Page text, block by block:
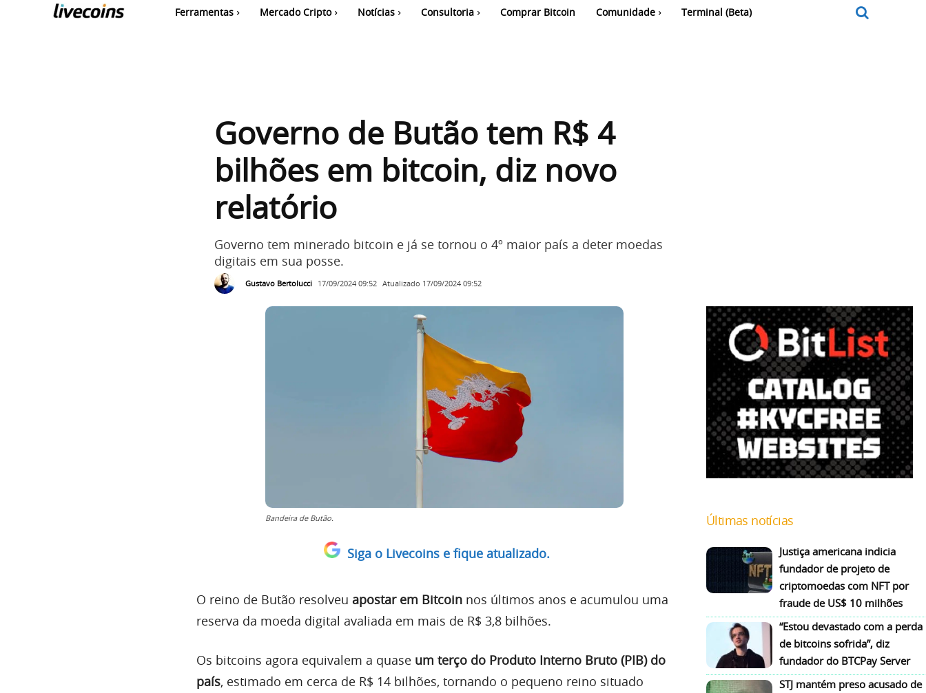
Ferramentas Mercado Cripto Notícias Consultoria Comprar Bitcoin Comunidade Terminal (Beta)
Governo de Butão tem R$ 4
bilhões em bitcoin, diz novo
relatório
Governo tem minerado bitcoin e já se tornou o 4º maior país a deter moedas
digitais em sua posse.
Gustavo Bertolucci 17/09/2024 09:52 Atualizado 17/09/2024 09:52
Bandeira de Butão.
Siga o Livecoins e fique atualizado.
O reino de Butão resolveu apostar em Bitcoin nos últimos anos e acumulou uma
reserva da moeda digital avaliada em mais de R$ 3,8 bilhões.
Os bitcoins agora equivalem a quase um terço do Produto Interno Bruto (PIB) do
país, estimado em cerca de R$ 14 bilhões, tornando o pequeno reino situado
Últimas notícias
Justiça americana indicia
fundador de projeto de
criptomoedas com NFT por
fraude de US$ 10 milhões
“Estou devastado com a perda
de bitcoins sofrida”, diz
fundador do BTCPay Server
STJ mantém preso acusado de